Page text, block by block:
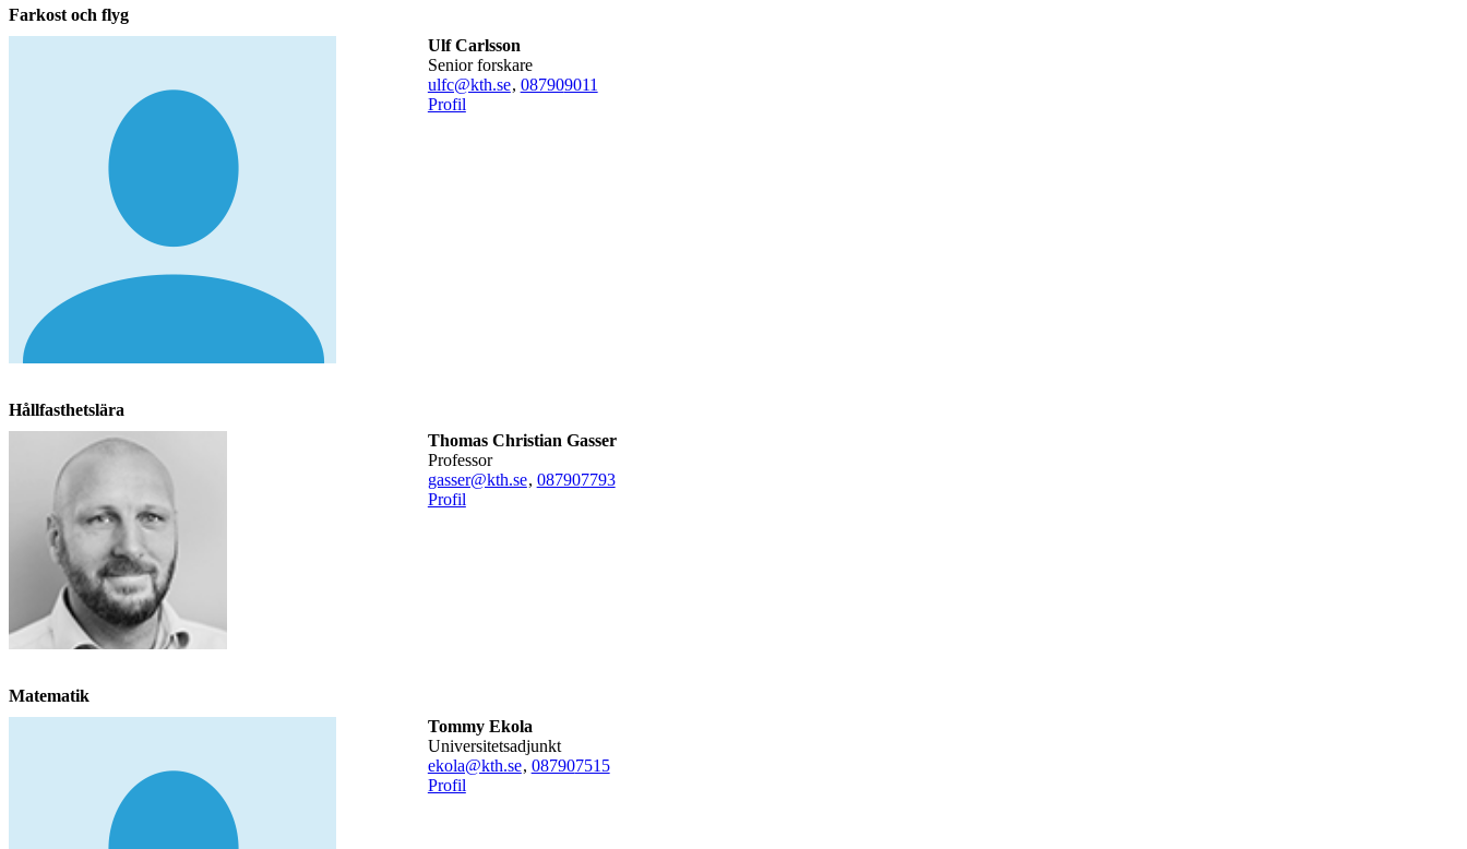
Farkost och flyg
Ulf Carlsson
senior forskare
ulfc@kth.se, 087909011
Profil
Hållfasthetslära
Thomas Christian Gasser
professor
gasser@kth.se, 087907793
Profil
Matematik
Tommy Ekola
universitetsadjunkt
ekola@kth.se, 087907515
Profil